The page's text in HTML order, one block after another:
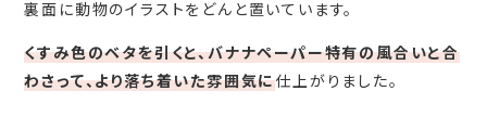
裏面に動物のイラストをどんと置いています。
くすみ色のベタを引くと、バナナペーパー特有の風合いと合
わさって、より落ち着いた雰囲気に仕上がりました。